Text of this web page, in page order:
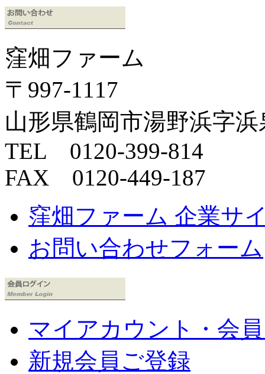
窪畑ファーム
〒997-1117
山形県鶴岡市湯野浜字浜
TEL 0120-399-814
FAX 0120-449-187
窪畑ファーム 企業サ
お問い合わせフォーム
マイアカウント・会
新規会員ご登録